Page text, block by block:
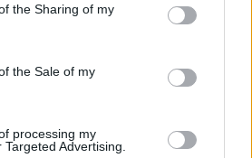
or usage behaviour. You may click to
Google and its third-party tags to
specified purposes in below Google
the Sharing of my
the Sale of my
processing my
Advertising.
monitorokat